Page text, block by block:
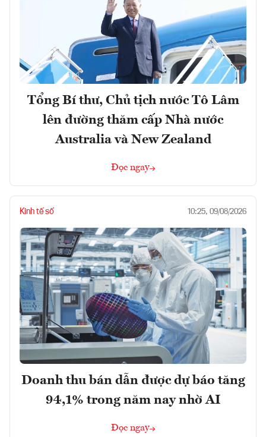
Tổng Bí thư, Chủ tịch nước Tô Lâm
lên đường thăm cấp Nhà nước
Australia và New Zealand
Đọc ngay
Kinh tế số 10:25, 09/08/2026
Doanh thu bán dẫn được dự báo tăng
94,1% trong năm nay nhờ AI
Đọc ngay